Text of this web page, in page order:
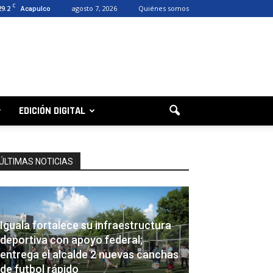
C Acapulco agosto 7, 2026 Quiénes somos
EDICIÓN DIGITAL
NOTICIAS
Iguala fortalece su infraestructura
deportiva con apoyo federal;
entrega el alcalde 2 nuevas canchas
de futbol rápido